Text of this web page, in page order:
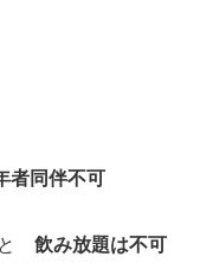
者同伴不可
飲み放題は不可